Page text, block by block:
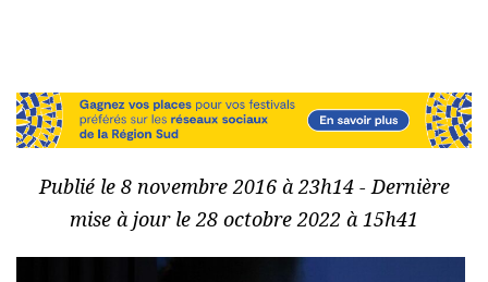
Publié le 8 novembre 2016 à 23h14 - Dernière
mise à jour le 28 octobre 2022 à 15h41